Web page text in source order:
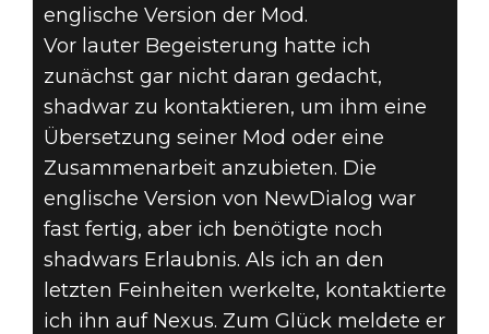
englische Version der Mod.
Vor lauter Begeisterung hatte ich
zunächst gar nicht daran gedacht,
shadwar zu kontaktieren, um ihm eine
Übersetzung seiner Mod oder eine
Zusammenarbeit anzubieten. Die
englische Version von NewDialog war
fast fertig, aber ich benötigte noch
shadwars Erlaubnis. Als ich an den
letzten Feinheiten werkelte, kontaktierte
ich ihn auf Nexus. Zum Glück meldete er